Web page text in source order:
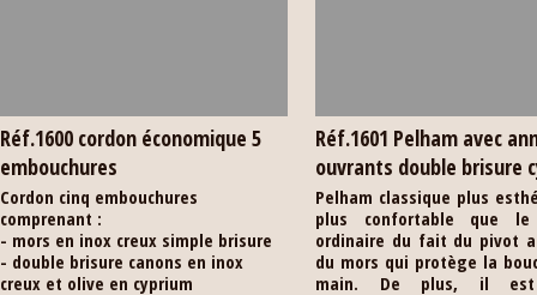
Réf.1600 cordon économique 5
embouchures
Cordon cinq embouchures
comprenant :
- mors en inox creux simple brisure
- double brisure canons en inox
creux et olive en cyprium
Réf.1601 Pelham avec
ouvrants double brisure
Pelham classique plus
plus confortable que le
ordinaire du fait du pivot
du mors qui protège la
main. De plus, il